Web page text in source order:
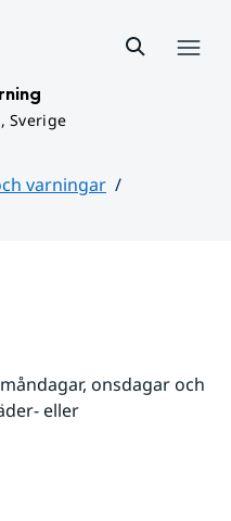
Sverige
varningar
onsdagar och
eller